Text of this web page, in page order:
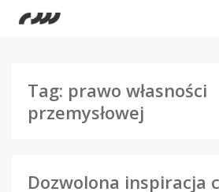
Tag: prawo własności
przemysłowej
Dozwolona inspiracja